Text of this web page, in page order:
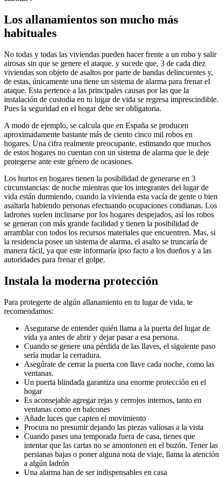
Los allanamientos son mucho más
habituales
No todas y todas las viviendas pueden hacer frente a un robo y salir
airosas sin que se genere el ataque. y sucede que, 3 de cada diez
viviendas son objeto de asaltos por parte de bandas delincuentes y,
de estas, únicamente una tiene un sistema de alarma para frenar el
ataque. Esta pertence a las principales causas por las que la
instalación de custodia en tu lugar de vida se regresa imprescindible.
Pues la seguridad en el hogar debe ser obligatoria.
A modo de ejemplo, se calcula que en España se producen
aproximadamente bastante más de ciento cinco mil robos en
hogares. Una cifra realmente preocupante, estimando que muchos
de estos hogares no cuentan con un sistema de alarma que le deje
protegerse ante este género de ocasiones.
Los hurtos en hogares tienen la posibilidad de generarse en 3
circunstancias: de noche mientras que los integrantes del lugar de
vida están durmiendo, cuando la vivienda esta vacía de gente o bien
asaltarla habiendo personas efectuando ocupaciones cotidianas. Los
ladrones suelen inclinarse por los hogares despejados, así los robos
se generan con más grande facilidad y tienen la posibilidad de
arramblar con todos los recursos materiales que encuentren. Mas, si
la residencia posee un sistema de alarma, el asalto se truncaría de
manera fácil, ya que este informaría ipso facto a los dueños y a las
autoridades para frenar el golpe.
Instala la moderna protección
Para protegerte de algún allanamiento en tu lugar de vida, te
recomendamos:
Asegurarse de entender quién llama a la puerta del lugar de
vida ya antes de abrir y dejar pasar a esa persona.
Cuando se genere una pérdida de las llaves, el siguiente paso
sería mudar la cerradura.
Asegúrate de cerrar la puerta con llave cada noche, como las
ventanas.
Un puerta blindada garantiza una enorme protección en el
hogar
Es aconsejable agregar rejas y cerrojos internos, tanto en
ventanas como en balcones
Añade luces que capten el movimiento
Procura no presumir dejando las piezas valiosas a la vista
Cuando pases una temporada fuera de casa, tienes que
intentar que las cartas no se amontonen en el buzón. Tener las
persianas bajas o poner alguna nota de viaje, llama la atención
a algún ladrón
Una alarma han de ser indispensables en casa